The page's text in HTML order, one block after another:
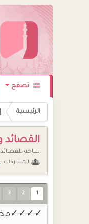
تصفح
الرئيسية
القصائد
ساحة للقصائد
المشرفات:
1
2
3